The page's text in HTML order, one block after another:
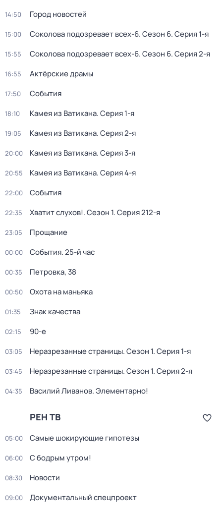
14:50 Город новостей
15:00 Соколова подозревает всех-6. Сезон 6. Серия 1-я
15:55 Соколова подозревает всех-6. Сезон 6. Серия 2-я
16:55 Актёрские драмы
17:50 События
18:10 Камея из Ватикана. Серия 1-я
19:05 Камея из Ватикана. Серия 2-я
20:00 Камея из Ватикана. Серия 3-я
20:55 Камея из Ватикана. Серия 4-я
22:00 События
22:35 Хватит слухов!. Сезон 1. Серия 212-я
23:05 Прощание
00:00 События. 25-й час
00:35 Петровка, 38
00:50 Охота на маньяка
01:35 Знак качества
02:15 90-е
03:05 Неразрезанные страницы. Сезон 1. Серия 1-я
03:45 Неразрезанные страницы. Сезон 1. Серия 2-я
04:35 Василий Ливанов. Элементарно!
РЕН ТВ
05:00 Самые шoкиpующие гипотезы
06:00 С бодрым утром!
08:30 Новости
09:00 Документальный спецпpоeкт